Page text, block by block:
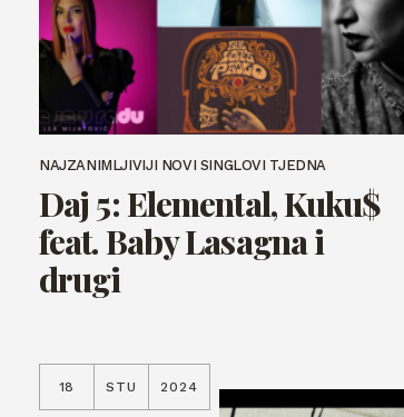
NAJZANIMLJIVIJI NOVI SINGLOVI TJEDNA
Daj 5: Elemental, Kuku$
feat. Baby Lasagna i
drugi
18 STU 2024